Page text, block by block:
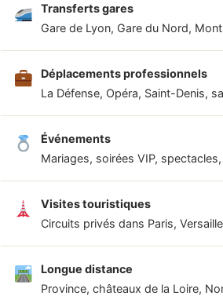
Transferts gares
Gare de Lyon, Gare du Nord,
Déplacements professionnels
La Défense, Opéra, Saint-Denis,
Événements
Mariages, soirées VIP,
Visites touristiques
Circuits privés dans Paris,
Longue distance
Province, châteaux de la Loire,